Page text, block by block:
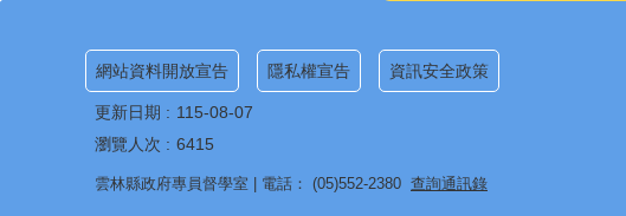
網站資料開放宣告 隱私權宣告 資訊安全政策
更新日期
115-08-07
瀏覽人次
6415
雲林縣政府專員督學室 | 電話： (05)552-2380 查詢通訊錄